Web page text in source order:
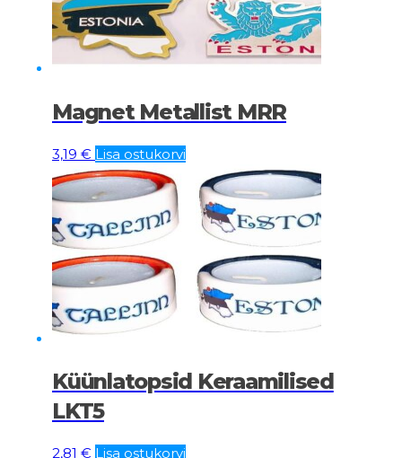
Magnet Metallist MRR
3,19 € Lisa ostukorvi
Küünlatopsid Keraamilised
LKT5
2,81 € Lisa ostukorvi